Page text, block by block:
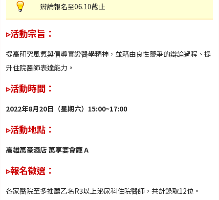
辯論報名至06.10截止
▹活動宗旨：
提高研究風氣與倡導實證醫學精神，並藉由良性競爭的辯論過程、提
升住院醫師表達能力。
▹活動時間：
2022年8月20日（星期六）15:00~17:00
▹活動地點：
高雄萬豪酒店 萬享宴會廳 A
▹報名徵選：
各家醫院至多推薦乙名R3以上泌尿科住院醫師，共計錄取12位。